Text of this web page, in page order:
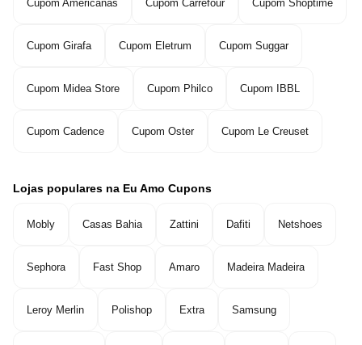
Cupom Americanas Cupom Carrefour Cupom Shoptime
Cupom Girafa Cupom Eletrum Cupom Suggar
Cupom Midea Store Cupom Philco Cupom IBBL
Cupom Cadence Cupom Oster Cupom Le Creuset
Lojas populares na Eu Amo Cupons
Mobly Casas Bahia Zattini Dafiti Netshoes
Sephora Fast Shop Amaro Madeira Madeira
Leroy Merlin Polishop Extra Samsung